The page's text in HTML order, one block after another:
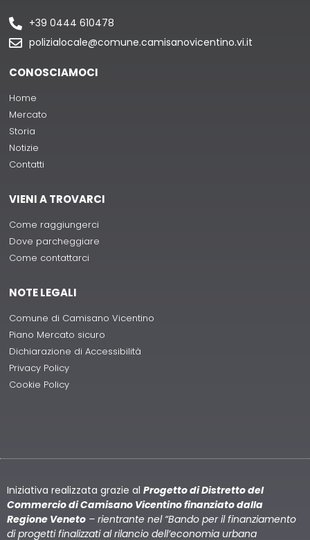
+39 0444 610478
polizialocale@comune.camisanovicentino.vi.it
CONOSCIAMOCI
Home
Mercato
Storia
Notizie
Contatti
VIENI A TROVARCI
Come raggiungerci
Dove parcheggiare
Come contattarci
NOTE LEGALI
Comune di Camisano Vicentino
Piano Mercato sicuro
Dichiarazione di Accessibilità
Privacy Policy
Cookie Policy
Iniziativa realizzata grazie al Progetto di Distretto del
Commercio di Camisano Vicentino finanziato dalla
Regione Veneto – rientrante nel “Bando per il finanziamento
di progetti finalizzati al rilancio dell’economia urbana